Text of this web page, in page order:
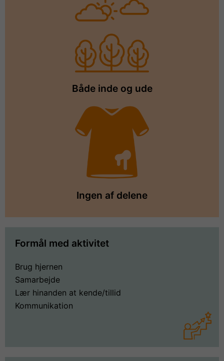
Både inde og ude
Ingen af delene
Formål med aktivitet
Brug hjernen
Samarbejde
Lær hinanden at kende/tillid
Kommunikation